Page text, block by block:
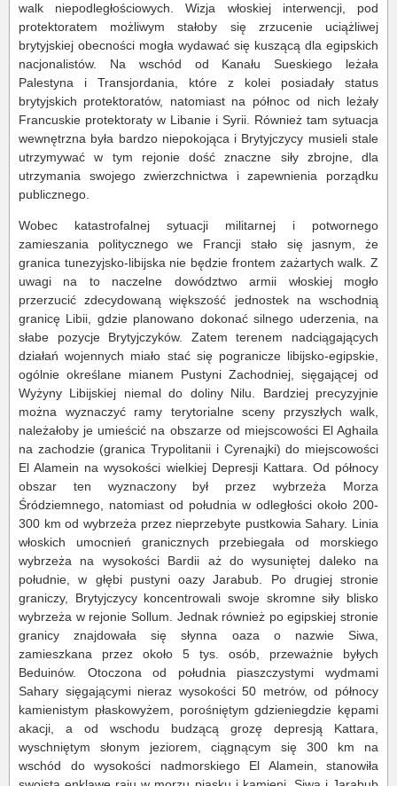
walk niepodległościowych. Wizja włoskiej interwencji, pod
protektoratem możliwym stałoby się zrzucenie uciążliwej
brytyjskiej obecności mogła wydawać się kuszącą dla egipskich
nacjonalistów. Na wschód od Kanału Sueskiego leżała
Palestyna i Transjordania, które z kolei posiadały status
brytyjskich protektoratów, natomiast na północ od nich leżały
Francuskie protektoraty w Libanie i Syrii. Również tam sytuacja
wewnętrzna była bardzo niepokojąca i Brytyjczycy musieli stale
utrzymywać w tym rejonie dość znaczne siły zbrojne, dla
utrzymania swojego zwierzchnictwa i zapewnienia porządku
publicznego.
Wobec katastrofalnej sytuacji militarnej i potwornego
zamieszania politycznego we Francji stało się jasnym, że
granica tunezyjsko-libijska nie będzie frontem zażartych walk. Z
uwagi na to naczelne dowództwo armii włoskiej mogło
przerzucić zdecydowaną większość jednostek na wschodnią
granicę Libii, gdzie planowano dokonać silnego uderzenia, na
słabe pozycje Brytyjczyków. Zatem terenem nadciągających
działań wojennych miało stać się pogranicze libijsko-egipskie,
ogólnie określane mianem Pustyni Zachodniej, sięgającej od
Wyżyny Libijskiej niemal do doliny Nilu. Bardziej precyzyjnie
można wyznaczyć ramy terytorialne sceny przyszłych walk,
należałoby je umieścić na obszarze od miejscowości El Aghaila
na zachodzie (granica Trypolitanii i Cyrenajki) do miejscowości
El Alamein na wysokości wielkiej Depresji Kattara. Od północy
obszar ten wyznaczony był przez wybrzeża Morza
Śródziemnego, natomiast od południa w odległości około 200-
300 km od wybrzeża przez nieprzebyte pustkowia Sahary. Linia
włoskich umocnień granicznych przebiegała od morskiego
wybrzeża na wysokości Bardii aż do wysuniętej daleko na
południe, w głębi pustyni oazy Jarabub. Po drugiej stronie
graniczy, Brytyjczycy koncentrowali swoje skromne siły blisko
wybrzeża w rejonie Sollum. Jednak również po egipskiej stronie
granicy znajdowała się słynna oaza o nazwie Siwa,
zamieszkana przez około 5 tys. osób, przeważnie byłych
Beduinów. Otoczona od południa piaszczystymi wydmami
Sahary sięgającymi nieraz wysokości 50 metrów, od północy
kamienistym płaskowyżem, porośniętym gdzieniegdzie kępami
akacji, a od wschodu budzącą grozę depresją Kattara,
wyschniętym słonym jeziorem, ciągnącym się 300 km na
wschód do wysokości nadmorskiego El Alamein, stanowiła